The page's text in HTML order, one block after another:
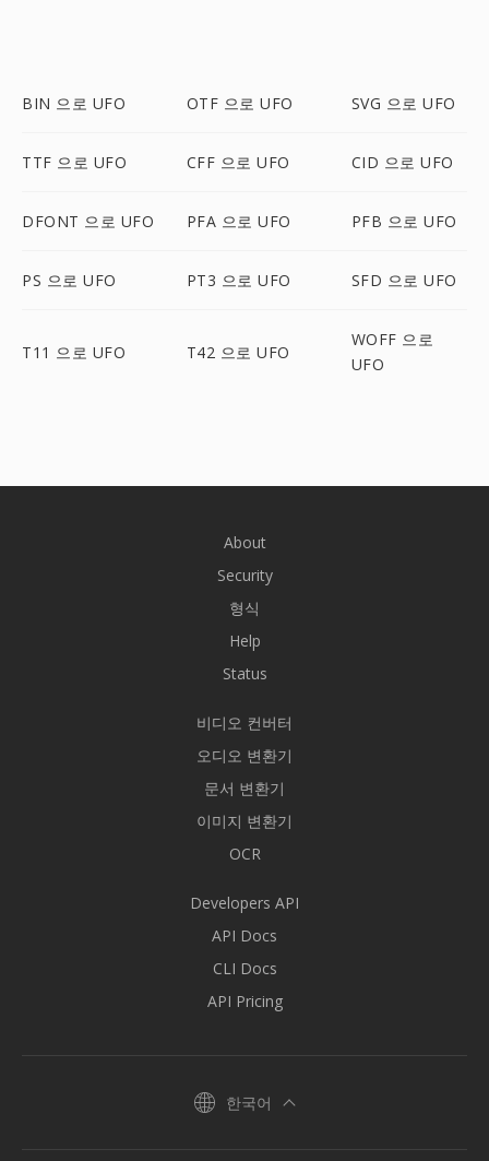
BIN 으로 UFO OTF 으로 UFO SVG 으로 UFO
TTF 으로 UFO CFF 으로 UFO CID 으로 UFO
DFONT 으로 UFO PFA 으로 UFO PFB 으로 UFO
PS 으로 UFO PT3 으로 UFO SFD 으로 UFO
T11 으로 UFO T42 으로 UFO
WOFF 으로
UFO
About
Security
형식
Help
Status
비디오 컨버터
오디오 변환기
문서 변환기
이미지 변환기
OCR
Developers API
API Docs
CLI Docs
API Pricing
한국어